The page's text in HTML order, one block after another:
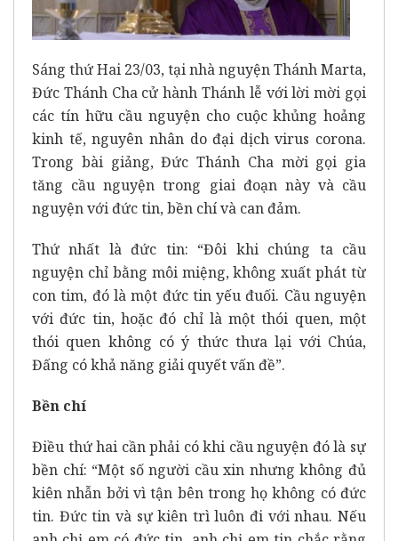
Sáng thứ Hai 23/03, tại nhà nguyện Thánh Marta,
Đức Thánh Cha cử hành Thánh lễ với lời mời gọi
các tín hữu cầu nguyện cho cuộc khủng hoảng
kinh tế, nguyên nhân do đại dịch virus corona.
Trong bài giảng, Đức Thánh Cha mời gọi gia
tăng cầu nguyện trong giai đoạn này và cầu
nguyện với đức tin, bền chí và can đảm.
Thứ nhất là đức tin: “Đôi khi chúng ta cầu
nguyện chỉ bằng môi miệng, không xuất phát từ
con tim, đó là một đức tin yếu đuối. Cầu nguyện
với đức tin, hoặc đó chỉ là một thói quen, một
thói quen không có ý thức thưa lại với Chúa,
Đấng có khả năng giải quyết vấn đề”.
Bền chí
Điều thứ hai cần phải có khi cầu nguyện đó là sự
bền chí: “Một số người cầu xin nhưng không đủ
kiên nhẫn bởi vì tận bên trong họ không có đức
tin. Đức tin và sự kiên trì luôn đi với nhau. Nếu